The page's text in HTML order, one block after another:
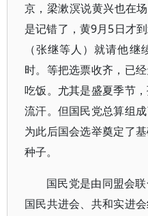
京，梁漱溟说黄兴也在
是记错了，黄9月5日才
（张继等人）就请他
时。等把选票收齐，已
吃饭。尤其是盛夏季节
流汗。但国民党总算组
为此后国会选举奠定了
种子。
国民党是由同盟会
国民共进会、共和实进